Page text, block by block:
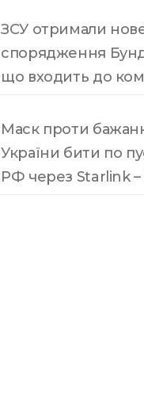
ЗСУ отримали
спорядження
що входить до
Маск проти
України бити по
РФ через Starlink –